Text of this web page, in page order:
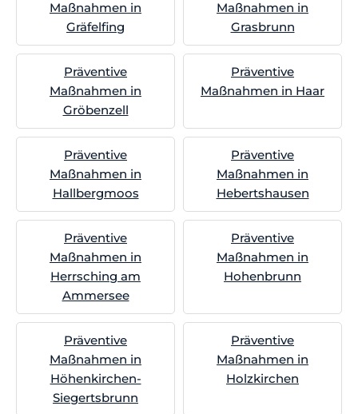
Maßnahmen in
Gräfelfing
Maßnahmen in
Grasbrunn
Präventive
Maßnahmen in
Gröbenzell
Präventive
Maßnahmen in Haar
Präventive
Maßnahmen in
Hallbergmoos
Präventive
Maßnahmen in
Hebertshausen
Präventive
Maßnahmen in
Herrsching am
Ammersee
Präventive
Maßnahmen in
Hohenbrunn
Präventive
Maßnahmen in
Höhenkirchen-
Siegertsbrunn
Präventive
Maßnahmen in
Holzkirchen